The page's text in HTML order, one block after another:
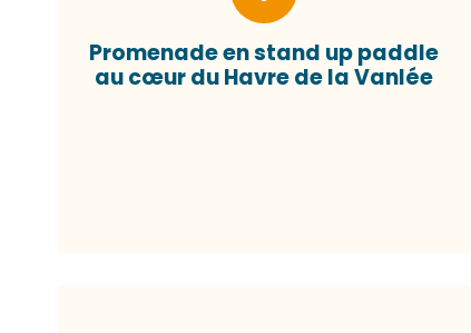
Promenade en stand up paddle
au cœur du Havre de la Vanlée